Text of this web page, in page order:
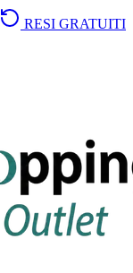
RESI GRATUITI